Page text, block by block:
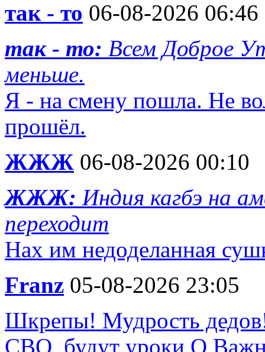
так - то 06-08-2026 06:46
так - то: Всем Доброе
меньше.
Я - на смену пошла. Не
прошёл.
ЖЖЖ 06-08-2026 00:10
ЖЖЖ: Индия кагбэ на
переходит
Нах им недоделанная
Franz 05-08-2026 23:05
Шкрепы! Мудрость
СВО, будут уроки О